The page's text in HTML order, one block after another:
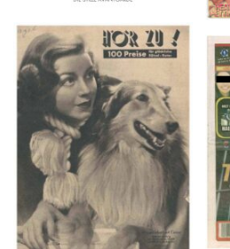
HÖR ZU! – 1949,
NUMMER 10, Woche
vom 27. Februar bis 05.
März